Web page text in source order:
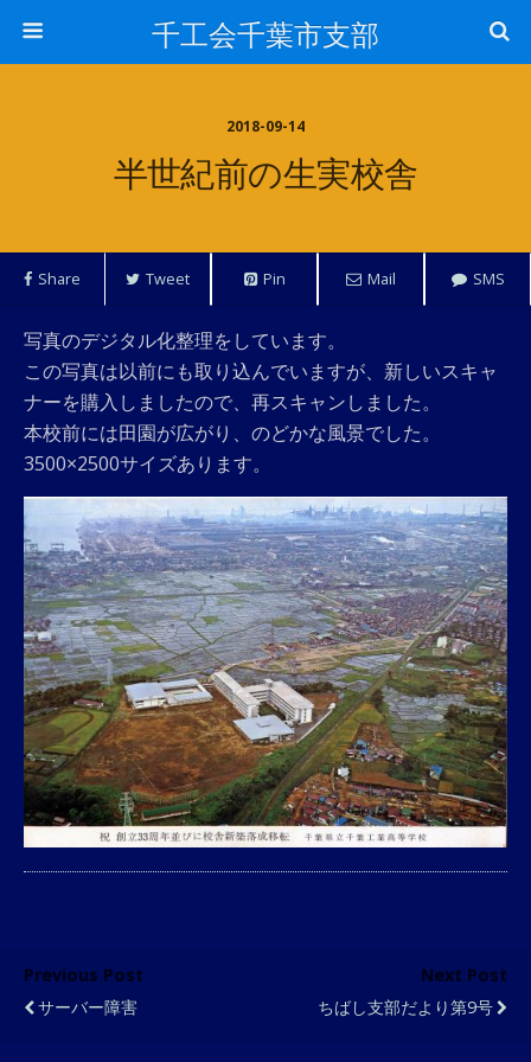
千工会千葉市支部
2018-09-14
半世紀前の生実校舎
Share Tweet Pin Mail SMS
写真のデジタル化整理をしています。
この写真は以前にも取り込んでいますが、新しいスキャ
ナーを購入しましたので、再スキャンしました。
本校前には田園が広がり、のどかな風景でした。
3500×2500サイズあります。
Previous Post
サーバー障害
Next Post
ちばし支部だより第9号